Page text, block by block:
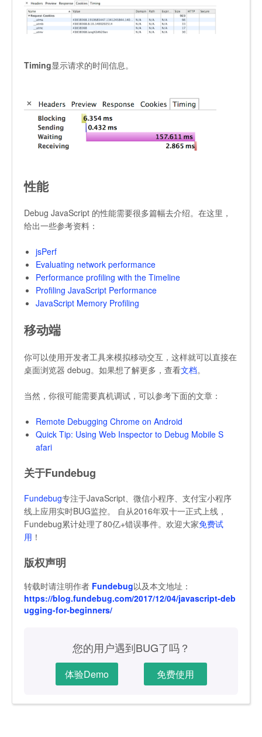
Timing显示请求的时间信息。
性能
Debug JavaScript 的性能需要很多篇幅去介绍。在这里，
给出一些参考资料：
jsPerf
Evaluating network performance
Performance profiling with the Timeline
Profiling JavaScript Performance
JavaScript Memory Profiling
移动端
你可以使用开发者工具来模拟移动交互，这样就可以直接在
桌面浏览器 debug。如果想了解更多，查看文档。
当然，你很可能需要真机调试，可以参考下面的文章：
Remote Debugging Chrome on Android
Quick Tip: Using Web Inspector to Debug Mobile S
afari
关于Fundebug
Fundebug专注于JavaScript、微信小程序、支付宝小程序
线上应用实时BUG监控。 自从2016年双十一正式上线，
Fundebug累计处理了80亿+错误事件。欢迎大家免费试
用 ！
版权声明
转载时请注明作者 Fundebug以及本文地址：
https://blog.fundebug.com/2017/12/04/javascript-deb
ugging-for-beginners/
您的用户遇到BUG了吗？
体验Demo 免费使用